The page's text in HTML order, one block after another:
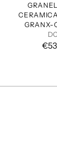
GRANX-